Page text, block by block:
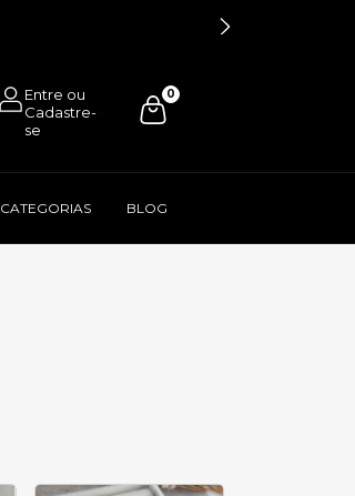
0
CATEGORIAS BLOG